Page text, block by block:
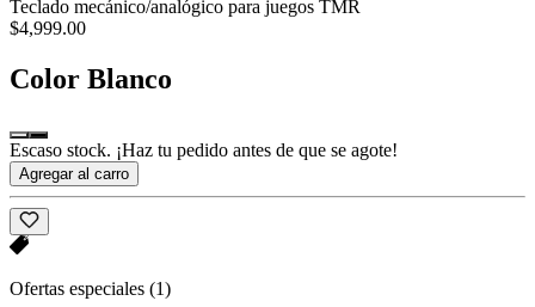
Teclado mecánico/analógico para juegos TMR
$4,999.00
Color Blanco
Escaso stock. ¡Haz tu pedido antes de que se agote!
Agregar al carro
Ofertas especiales (1)